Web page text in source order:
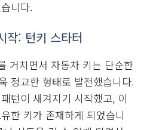
니다.
작: 턴키 스타터
거치면서 자동차 키는 단순한
정교한 형태로 발전했습니다.
턴이 새겨지기 시작했고, 이
한 키가 존재하게 되었습니